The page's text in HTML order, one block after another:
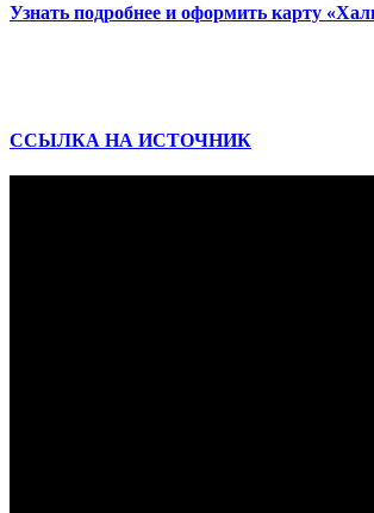
Узнать подробнее и оформить карту
ССЫЛКА НА ИСТОЧНИК